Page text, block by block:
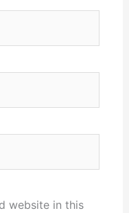
website in this